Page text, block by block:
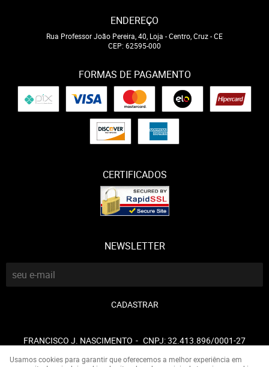
ENDEREÇO
Rua Professor João Pereira, 40, Loja -Centro, Cruz-CE
CEP: 62595-000
FORMAS DE PAGAMENTO
CERTIFICADOS
NEWSLETTER
CADASTRAR
FRANCISCO J. NASCIMENTO CNPJ: 32.413.896/0001-27
Usamos cookies para garantir que oferecemos a melhor experiência em